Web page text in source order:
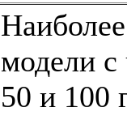
модели с
50 и 100